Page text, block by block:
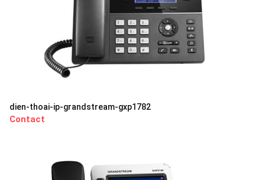
dien-thoai-ip-grandstream-gxp1782
Contact